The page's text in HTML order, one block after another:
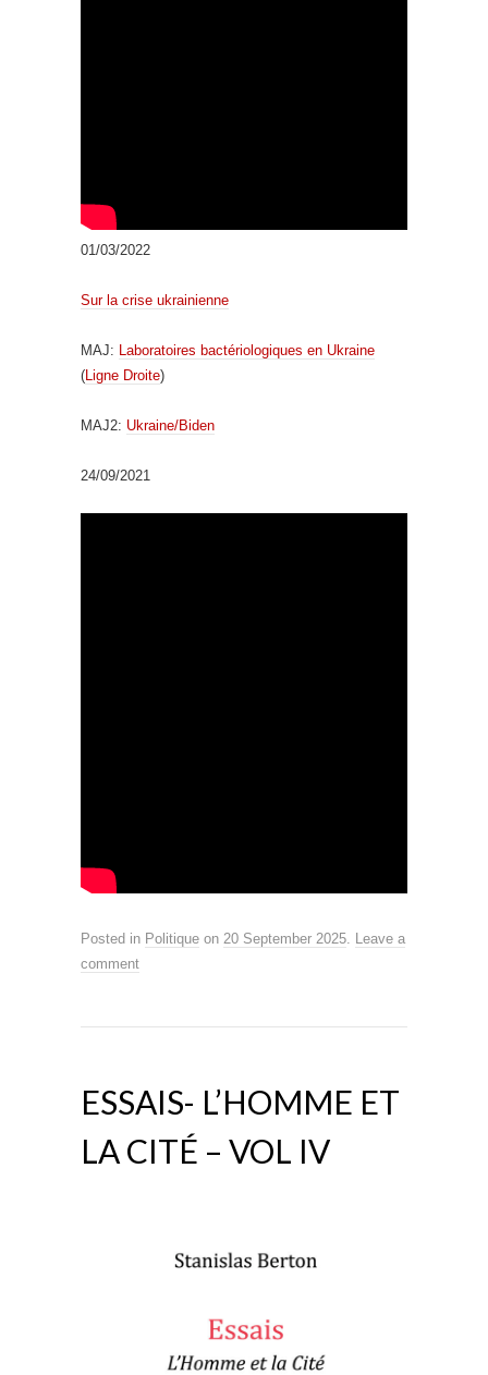
01/03/2022
Sur la crise ukrainienne
MAJ: Laboratoires bactériologiques en Ukraine
(Ligne Droite)
MAJ2: Ukraine/Biden
24/09/2021
Posted in Politique on 20 September 2025 Leave a
comment
ESSAIS- L’HOMME ET
LA CITÉ – VOL IV